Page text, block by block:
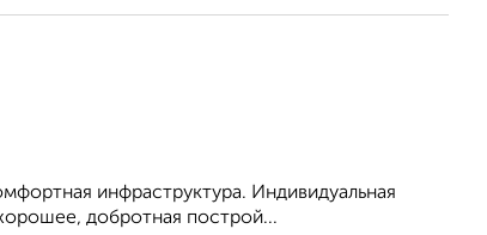
инфраструктура. Индивидуальная
добротная построй...